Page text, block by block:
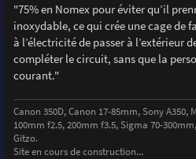
"75% en Nomex pour éviter qu’il
inoxydable, ce qui crée une cage de
à l’électricité de passer à l’extérieur
compléter le circuit, sans que la
courant."
Canon 350D, Canon 17-85mm, Sony A350,
100mm f2.5, 200mm f3.5, Sigma 70-
Gitzo.
Site en cours de construction...